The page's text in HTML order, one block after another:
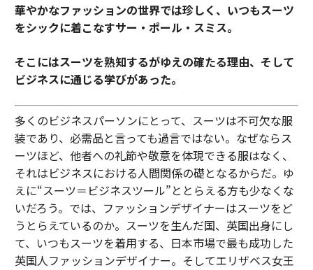
華やかなファッションの世界では珍しく、いつもスーツ
をシックに着こなすサー・ポール・スミス。
そこにはスーツを熟知するがゆえの確たる理由、そして
ビジネスに通じる学びがあった。
多くのビジネスパーソンにとって、スーツは不可欠な服
装であり、必需品と言っても過言ではない。なぜならス
ーツほど、他者への礼節や敬意を体現できる服はなく、
それはビジネスにおける人間関係の礎となるからだ。ゆ
えに“スーツ＝ビジネスツール”ととらえる方も少なくな
いだろう。では、ファッションデザイナーはスーツをど
うとらえているのか。スーツを生んだ国、英国出身にし
て、いつもスーツを着用する、日本市場で最も成功した
英国人ファッションデザイナー。そしてエリザベス女王